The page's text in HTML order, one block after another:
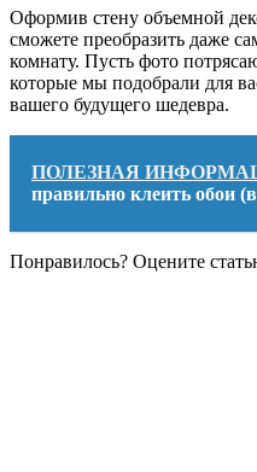
Оформив стену объемной
сможете преобразить даже
комнату. Пусть фото
которые мы подобрали для
вашего будущего шедевра.
ПОЛЕЗНАЯ
правильно клеить обои
Понравилось? Оцените